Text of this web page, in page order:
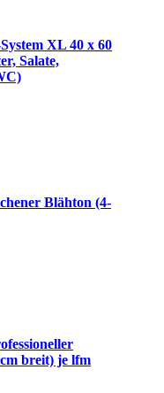
XL 40 x 60
Salate,
Blähton (4-
breit) je lfm